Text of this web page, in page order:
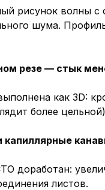
рисунок волны с
шума.
резе — стык
как 3D:
более
капиллярные
доработан:
листов.